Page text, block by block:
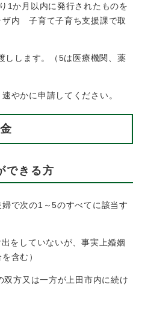
1か月以内に発行されたものを
ザ内 子育て子育ち支援課で取
します。（5は医療機関、薬
やかに申請してください。
できる方
で次の1～5のすべてに該当す
をしていないが、事実上婚姻
含む）
方又は一方が上田市内に続け